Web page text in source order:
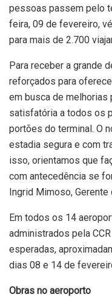
pessoas passem pelo
feira, 09 de fevereiro,
para mais de 2.700
Para receber a grande
reforçados para
em busca de melhorias
satisfatória a todos os
portões do terminal. O
estadia segura e com
isso, orientamos que
com antecedência se
Ingrid Mimoso,
Em todos os 14
administrados pela
esperadas,
dias 08 e 14 de
Obras no aeroporto